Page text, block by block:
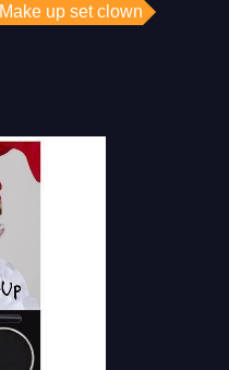
Make up set clown